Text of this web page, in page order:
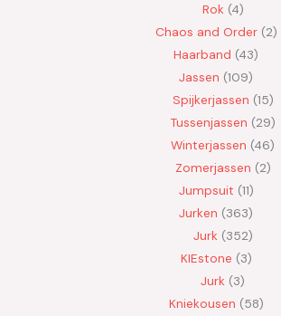
Rok 4
Chaos and Order 2
Haarband 43
Jassen 109
Spijkerjassen 15
Tussenjassen 29
Winterjassen 46
Zomerjassen 2
Jumpsuit 11
Jurken 363
Jurk 352
KIEstone 3
Jurk 3
Kniekousen 58